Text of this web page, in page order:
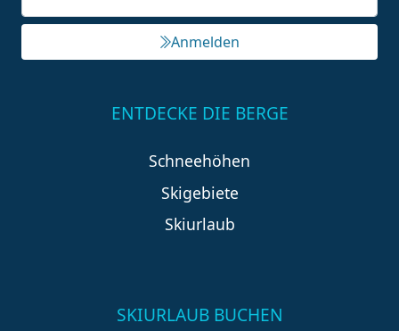
Anmelden
ENTDECKE DIE BERGE
Schneehöhen
Skigebiete
Skiurlaub
SKIURLAUB BUCHEN